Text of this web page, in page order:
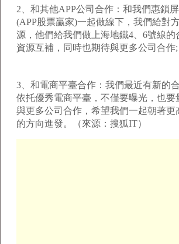
2、和其他APP公司合作：和我們惠鎖
(APP股票贏家)一起做線下，我們給對
源，他們給我們做上海地鐵4、6號線的
資源互補，同時也期待與更多公司合作;
3、和電商平臺合作：我們最近有新的
依托優秀電商平臺，不僅要曝光，也要
與更多公司合作，希望我們一起朝著更
的方向進發。（來源：搜狐IT）